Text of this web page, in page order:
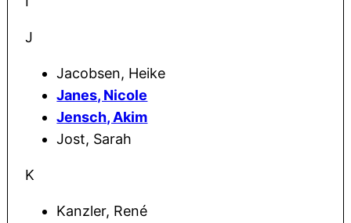
J
Jacobsen, Heike
Janes, Nicole
Jensch, Akim
Jost, Sarah
K
Kanzler, René